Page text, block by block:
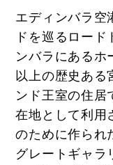
エディンバラ空
ドを巡るロー
ンバラにあるホ
以上の歴史ある
ンド王室の住居
在地として利用
のために作られ
グレートギャラ